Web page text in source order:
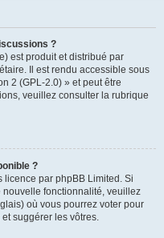
?
est produit et distribué par
Il est rendu accessible sous
2 (GPL-2.0) » et peut être
veuillez consulter la rubrique
?
licence par phpBB Limited. Si
nouvelle fonctionnalité, veuillez
où vous pourrez voter pour
suggérer les vôtres.